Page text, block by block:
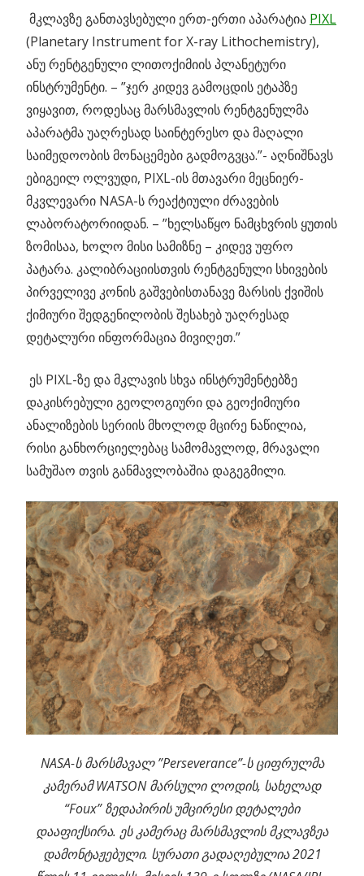
მკლავზე განთავსებული ერთ-ერთი აპარატია PIXL
(Planetary Instrument for X-ray Lithochemistry),
ანუ რენტგენული ლითოქიმიის პლანეტური
ინსტრუმენტი. – ”ჯერ კიდევ გამოცდის ეტაპზე
ვიყავით, როდესაც მარსმავლის რენტგენულმა
აპარატმა უაღრესად საინტერესო და მაღალი
საიმედოობის მონაცემები გადმოგვცა.”- აღნიშნავს
ებიგეილ ოლვუდი, PIXL-ის მთავარი მეცნიერ-
მკვლევარი NASA-ს რეაქტიული ძრავების
ლაბორატორიიდან. – ”ხელსაწყო ნამცხვრის ყუთის
ზომისაა, ხოლო მისი სამიზნე – კიდევ უფრო
პატარა. კალიბრაციისთვის რენტგენული სხივების
პირველივე კონის გაშვებისთანავე მარსის ქვიშის
ქიმიური შედგენილობის შესახებ უაღრესად
დეტალური ინფორმაცია მივიღეთ.”
ეს PIXL-ზე და მკლავის სხვა ინსტრუმენტებზე
დაკისრებული გეოლოგიური და გეოქიმიური
ანალიზების სერიის მხოლოდ მცირე ნაწილია,
რისი განხორციელებაც სამომავლოდ, მრავალი
სამუშაო თვის განმავლობაშია დაგეგმილი.
NASA-ს მარსმავალ ”Perseverance”-ს ციფრულმა
კამერამ WATSON მარსული ლოდის, სახელად
“Foux” ზედაპირის უმცირესი დეტალები
დააფიქსირა. ეს კამერაც მარსმავლის მკლავზეა
დამონტაჟებული. სურათი გადაღებულია 2021